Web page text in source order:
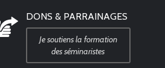
DONS & PARRAINAGES
Je soutiens la formation
des séminaristes